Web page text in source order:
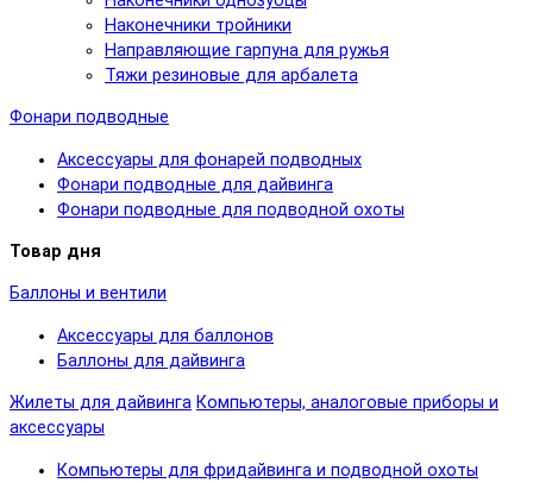
Наконечники тройники
Направляющие гарпуна для ружья
Тяжи резиновые для арбалета
Фонари подводные
Аксессуары для фонарей подводных
Фонари подводные для дайвинга
Фонари подводные для подводной охоты
Товар дня
Баллоны и вентили
Аксессуары для баллонов
Баллоны для дайвинга
Жилеты для дайвинга Компьютеры, аналоговые приборы и
аксессуары
Компьютеры для фридайвинга и подводной охоты